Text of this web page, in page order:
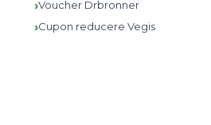
›Voucher Drbronner
›Cupon reducere Vegis